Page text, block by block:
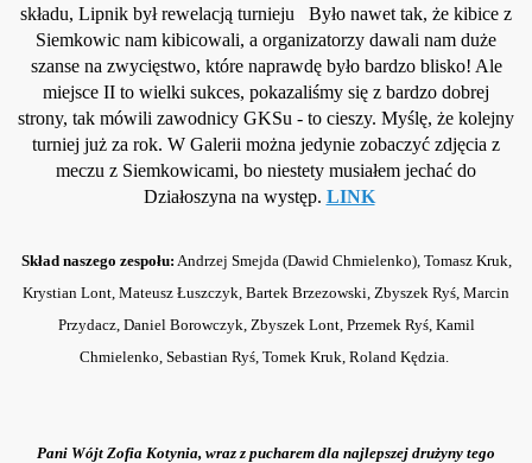
składu, Lipnik był rewelacją turnieju
Było nawet tak, że kibice z
Siemkowic nam kibicowali, a organizatorzy dawali nam duże
szanse na zwycięstwo, które naprawdę było bardzo blisko! Ale
miejsce II to wielki sukces, pokazaliśmy się z bardzo dobrej
strony, tak mówili zawodnicy GKSu - to cieszy. Myślę, że kolejny
turniej już za rok. W Galerii można jedynie zobaczyć zdjęcia z
meczu z Siemkowicami, bo niestety musiałem jechać do
Działoszyna na występ. LINK
Skład naszego zespołu: Andrzej Smejda (Dawid Chmielenko), Tomasz Kruk,
Krystian Lont, Mateusz Łuszczyk, Bartek Brzezowski, Zbyszek Ryś, Marcin
Przydacz, Daniel Borowczyk, Zbyszek Lont, Przemek Ryś, Kamil
Chmielenko, Sebastian Ryś, Tomek Kruk, Roland Kędzia.
Pani Wójt Zofia Kotynia, wraz z pucharem dla najlepszej drużyny tego